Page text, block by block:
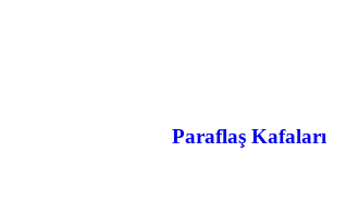
Paraflaş Kafaları